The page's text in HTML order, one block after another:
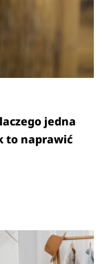
jedna
to naprawić